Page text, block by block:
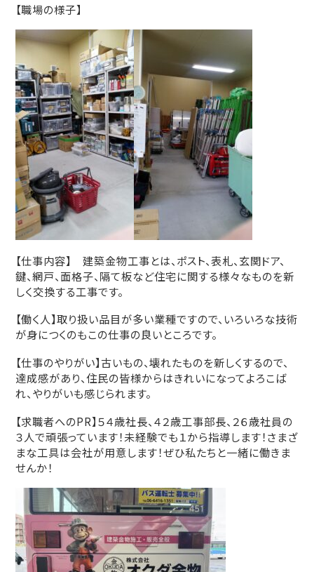
【職場の様子】
【仕事内容】 建築金物工事とは、ポスト、表札、玄関ドア、
鍵、網戸、面格子、隔て板など住宅に関する様々なものを新
しく交換する工事です。
【働く人】取り扱い品目が多い業種ですので、いろいろな技術
が身につくのもこの仕事の良いところです。
【仕事のやりがい】古いもの、壊れたものを新しくするので、
達成感があり、住民の皆様からはきれいになってよろこば
れ、やりがいも感じられます。
【求職者へのPR】５４歳社長、４２歳工事部長、２６歳社員の
３人で頑張っています！未経験でも１から指導します！さまざ
まな工具は会社が用意します！ぜひ私たちと一緒に働きま
せんか！